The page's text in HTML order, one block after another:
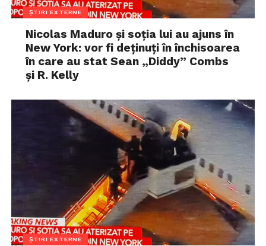
ȘTIRI EXTERNE
Nicolas Maduro și soția lui au ajuns în
New York: vor fi deținuți în închisoarea
în care au stat Sean „Diddy” Combs
și R. Kelly
ȘTIRI EXTERNE